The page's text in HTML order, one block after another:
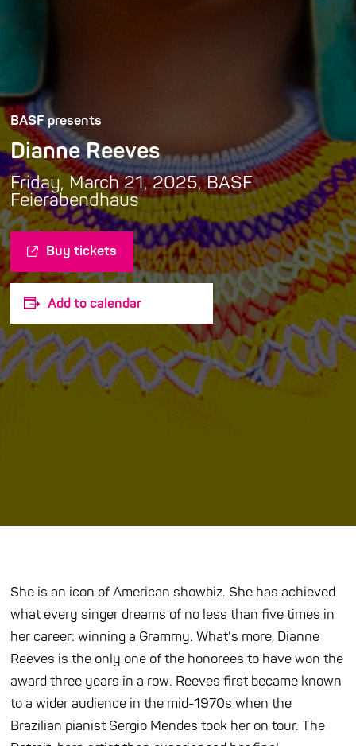
BASF presents
Dianne Reeves
Friday, March 21, 2025, BASF
Feierabendhaus
Buy tickets
Add to calendar
She is an icon of American showbiz. She has achieved
what every singer dreams of no less than five times in
her career: winning a Grammy. What's more, Dianne
Reeves is the only one of the honorees to have won the
award three years in a row. Reeves first became known
to a wider audience in the mid-1970s when the
Brazilian pianist Sergio Mendes took her on tour. The